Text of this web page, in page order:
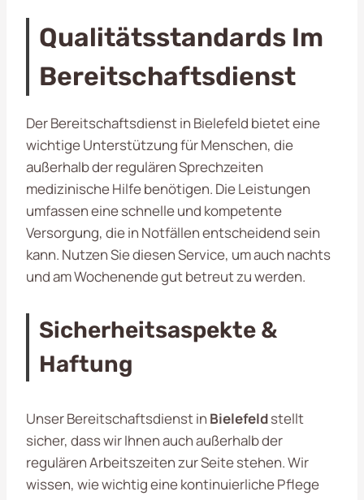
Qualitätsstandards Im
Bereitschaftsdienst
Der Bereitschaftsdienst in Bielefeld bietet eine
wichtige Unterstützung für Menschen, die
außerhalb der regulären Sprechzeiten
medizinische Hilfe benötigen. Die Leistungen
umfassen eine schnelle und kompetente
Versorgung, die in Notfällen entscheidend sein
kann. Nutzen Sie diesen Service, um auch nachts
und am Wochenende gut betreut zu werden.
Sicherheitsaspekte &
Haftung
Unser Bereitschaftsdienst in Bielefeldstellt
sicher, dass wir Ihnen auch außerhalb der
regulären Arbeitszeiten zur Seite stehen. Wir
wissen, wie wichtig eine kontinuierliche Pflege